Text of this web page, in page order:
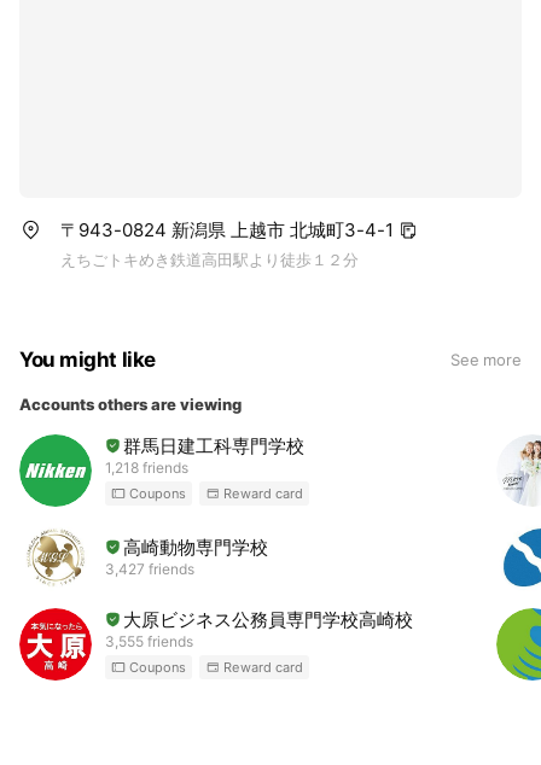
〒943-0824 新潟県 上越市 北城町3-4-1
えちごトキめき鉄道高田駅より徒歩１２分
You might like See more
Accounts others are viewing
群馬日建工科専門学校
1,218 friends
Coupons Reward card
高崎動物専門学校
3,427 friends
大原ビジネス公務員専門学校高崎校
3,555 friends
Coupons Reward card